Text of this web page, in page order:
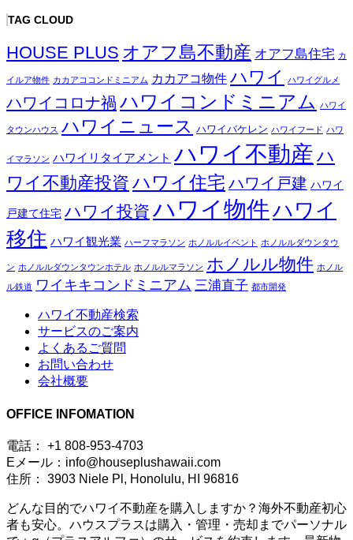
TAG CLOUD
HOUSE PLUS オアフ島不動産 オアフ島住宅 カ
イルア物件 カカアココンドミニアム カカアコ物件 ハワイ ハワイグルメ
ハワイコロナ禍 ハワイコンドミニアム ハワイ
タウンハウス ハワイニュース ハワイバケレン ハワイフード ハワ
イマラソン ハワイリタイアメント ハワイ不動産 ハ
ワイ不動産投資 ハワイ住宅 ハワイ戸建 ハワイ
戸建て住宅 ハワイ投資 ハワイ物件ハワイ
移住 ハワイ観光業 ハーフマラソン ホノルルイベント ホノルルダウンタウ
ン ホノルルダウンタウンホテル ホノルルマラソン ホノルル物件 ホノル
ル鉄道 ワイキキコンドミニアム 三浦直子 都市開発
ハワイ不動産検索
サービスのご案内
よくあるご質問
お問い合わせ
会社概要
OFFICE INFOMATION
電話： +1 808-953-4703
Eメール：info@houseplushawaii.com
住所： 3903 Niele Pl, Honolulu, HI 96816
どんな目的でハワイ不動産を購入しますか？海外不動産初心
者も安心。ハウスプラスは購入・管理・売却までパーソナル